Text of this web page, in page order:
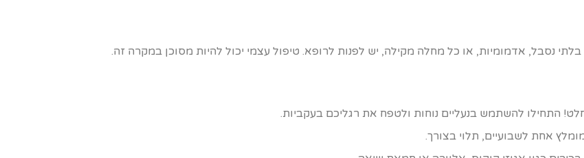
נסבל, אדמומיות, או כל מחלה מקילה, יש לפנות לרופא. טיפול עצמי יכול להיות מסוכן במקרה זה.
התחילו להשתמש בנעליים נוחות ולטפח את רגליכם בעקביות.
אחת לשבועיים, תלוי בצורך.